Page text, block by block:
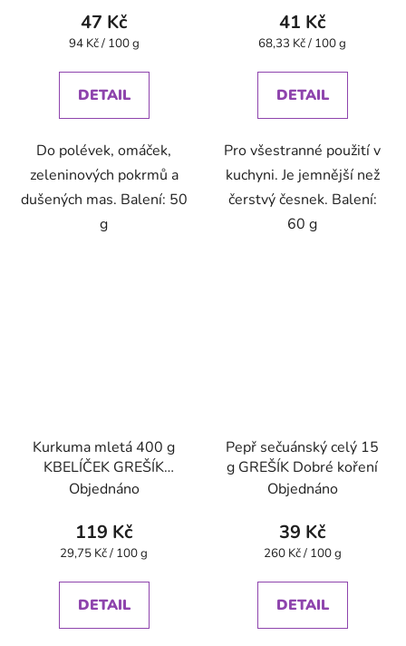
47 Kč
Měrná
94 Kč / 100 g
DETAIL
Do polévek, omáček,
zeleninových pokrmů a
dušených mas. Balení: 50
g
41 Kč
Měrná
68,33 Kč / 100 g
DETAIL
Pro všestranné použití v
kuchyni. Je jemnější než
čerstvý česnek. Balení:
60 g
Kurkuma mletá 400 g
KBELÍČEK GREŠÍK
Dobré koření
Objednáno
119 Kč
Měrná
29,75 Kč / 100 g
DETAIL
Pepř sečuánský celý 15
g GREŠÍK Dobré koření
Objednáno
39 Kč
Měrná
260 Kč / 100 g
DETAIL